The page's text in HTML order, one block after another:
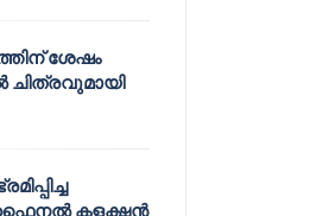
ശേഷം
കളക്ഷൻ